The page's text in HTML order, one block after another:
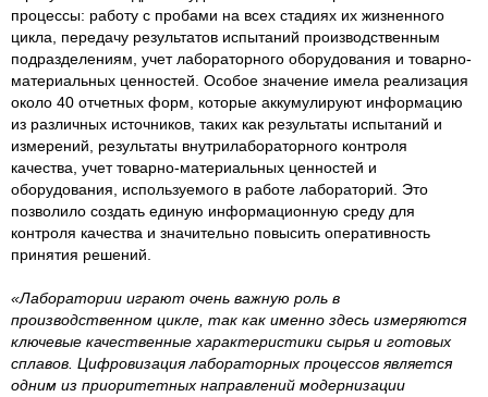
процессы: работу с пробами на всех стадиях их жизненного
цикла, передачу результатов испытаний производственным
подразделениям, учет лабораторного оборудования и товарно-
материальных ценностей. Особое значение имела реализация
около 40 отчетных форм, которые аккумулируют информацию
из различных источников, таких как результаты испытаний и
измерений, результаты внутрилабораторного контроля
качества, учет товарно-материальных ценностей и
оборудования, используемого в работе лабораторий. Это
позволило создать единую информационную среду для
контроля качества и значительно повысить оперативность
принятия решений.
«Лаборатории играют очень важную роль в
производственном цикле, так как именно здесь измеряются
ключевые качественные характеристики сырья и готовых
сплавов. Цифровизация лабораторных процессов является
одним из приоритетных направлений модернизации